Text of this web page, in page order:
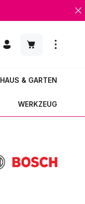
Warenkorb
HAUS & GARTEN
WERKZEUG